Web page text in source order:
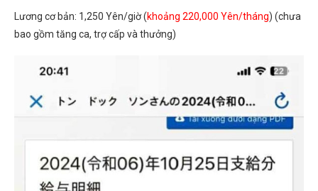
Lương cơ bản: 1,250 Yên/giờ (khoảng 220,000 Yên/tháng) (chưa
bao gồm tăng ca, trợ cấp và thưởng)